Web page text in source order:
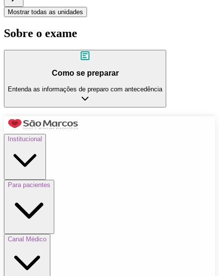
Mostrar todas as unidades
Sobre o exame
Como se preparar
Entenda as informações de preparo com antecedência
Institucional
Para pacientes
Canal Médico